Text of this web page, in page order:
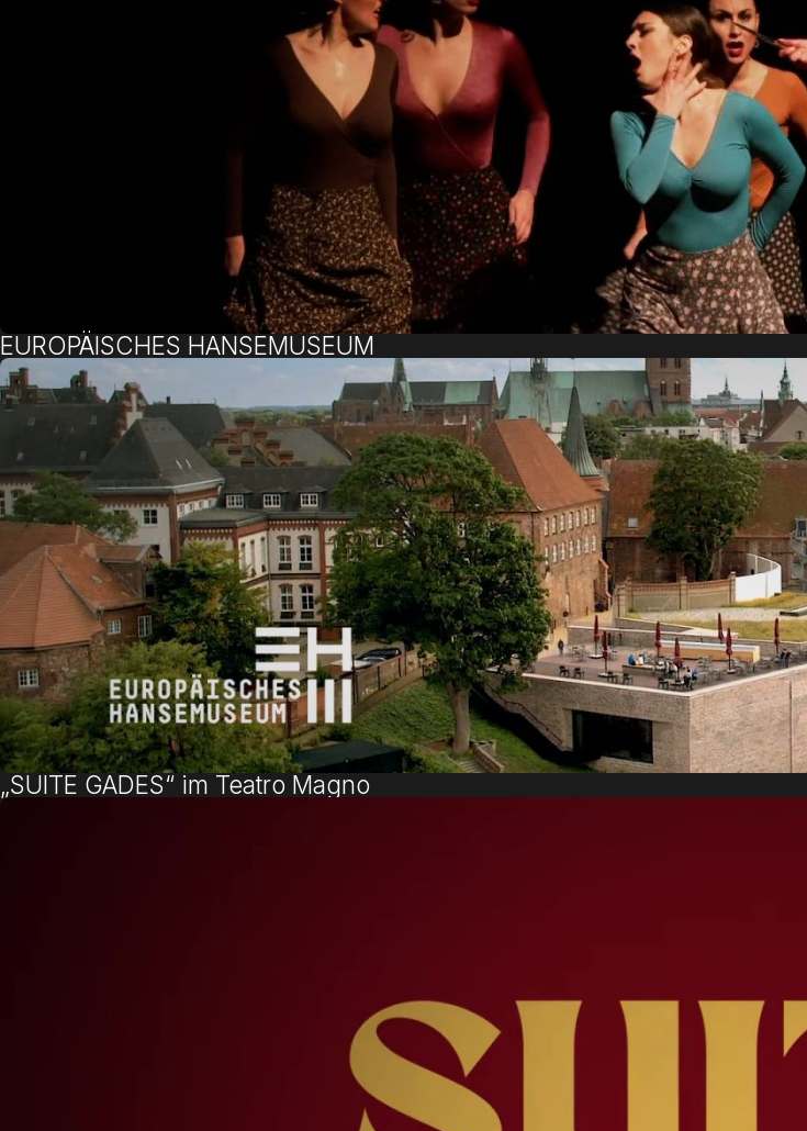
EUROPÄISCHES HANSEMUSEUM
„SUITE GADES“ im Teatro Magno